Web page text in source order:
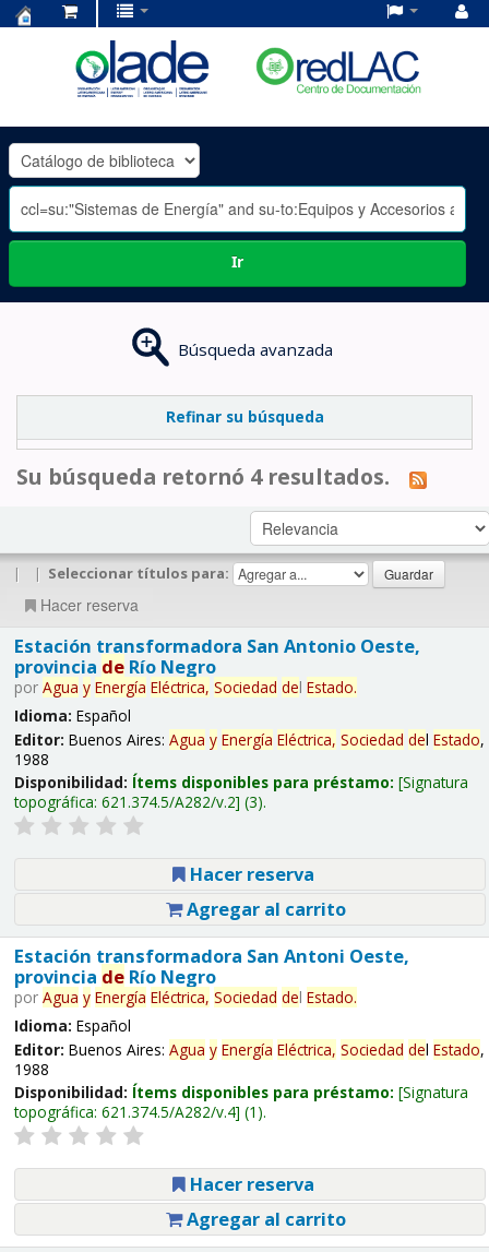
OLADE
-
Ir
Búsqueda avanzada
Refinar su búsqueda
Su búsqueda retornó 4 resultados.
| | Seleccionar títulos para:
Hacer reserva
Estación transformadora San Antonio Oeste,
provincia deRío Negro
por Agua y Energía Eléctrica, Sociedad del Estado.
Idioma: Español
Editor: Buenos Aires: Agua y Energía Eléctrica, Sociedad del Estado,
1988
Disponibilidad: Ítems disponibles para préstamo: Signatura
topográfica: 621.374.5/A282/v.2 (3).
Hacer reserva
Agregar al carrito
Estación transformadora San Antoni Oeste,
provincia deRío Negro
por Agua y Energía Eléctrica, Sociedad del Estado.
Idioma: Español
Editor: Buenos Aires: Agua y Energía Eléctrica, Sociedad del Estado,
1988
Disponibilidad: Ítems disponibles para préstamo: Signatura
topográfica: 621.374.5/A282/v.4 (1).
Hacer reserva
Agregar al carrito